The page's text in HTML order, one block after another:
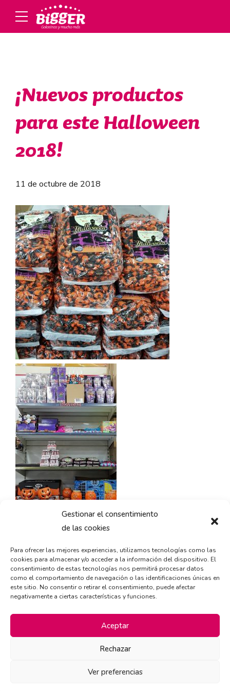
Gestionar el consentimiento
de las cookies
Para ofrecer las mejores experiencias, utilizamos tecnologías como las
cookies para almacenar y/o acceder a la información del dispositivo. El
consentimiento de estas tecnologías nos permitirá procesar datos
como el comportamiento de navegación o las identificaciones únicas en
este sitio. No consentir o retirar el consentimiento, puede afectar
negativamente a ciertas características y funciones.
Aceptar
Rechazar
Ver preferencias
¡Nuevos productos
para este Halloween
2018!
11 de octubre de 2018
¡Acércate a nuestro Cash & Carry y hazte con ellos! Estamos
en la Calle Morse, número 20, 28906 Getafe, Madrid.
También, puedes llamar al 91 665 26 82, o bien enviar un
email a info@biggergolosinas.com
www.biggergolosinas.com